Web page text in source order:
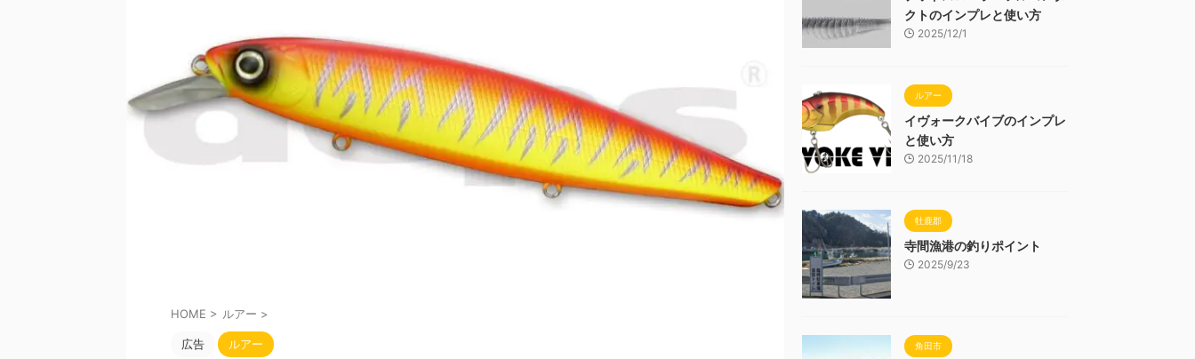
HOME > ルアー >
広告 ルアー
クトのインプレと使い方
2025/12/1
ルアー
イヴォークバイブのインプレ
と使い方
2025/11/18
牡鹿郡
寺間漁港の釣りポイント
2025/9/23
角田市